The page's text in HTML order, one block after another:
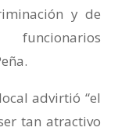
y de
advirtió “el
tan atractivo